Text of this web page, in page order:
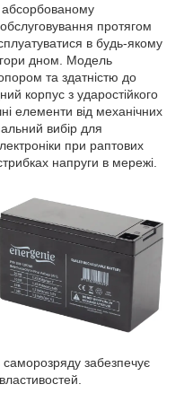
абсорбованому
протягом
в будь-якому
дном. Модель
та здатністю до
корпус з ударостійкого
елементи від механічних
вибір для
при раптових
напруги в мережі.
саморозряду забезпечує